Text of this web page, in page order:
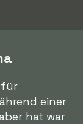
für
einer
hat war